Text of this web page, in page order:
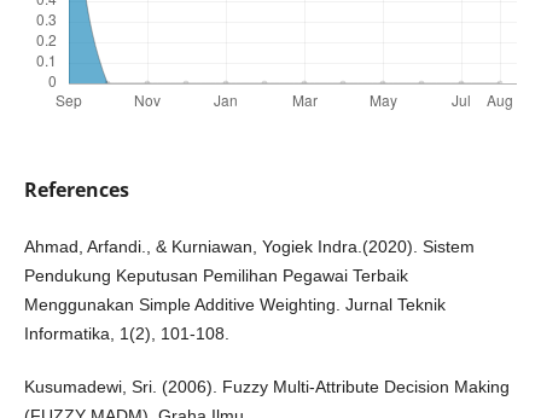
References
Ahmad, Arfandi., & Kurniawan, Yogiek Indra.(2020). Sistem
Pendukung Keputusan Pemilihan Pegawai Terbaik
Menggunakan Simple Additive Weighting. Jurnal Teknik
Informatika, 1(2), 101-108.
Kusumadewi, Sri. (2006). Fuzzy Multi-Attribute Decision Making